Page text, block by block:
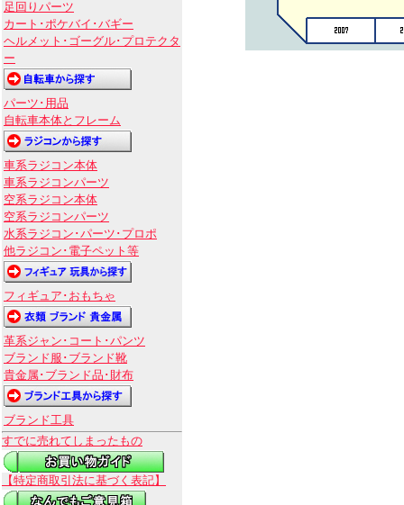
足回りパーツ
カート･ポケバイ･バギー
ヘルメット･ゴーグル･プロテクタ
ー
パーツ･用品
自転車本体とフレーム
車系ラジコン本体
車系ラジコンパーツ
空系ラジコン本体
空系ラジコンパーツ
水系ラジコン･パーツ･プロポ
他ラジコン･電子ペット等
フィギュア･おもちゃ
革系ジャン･コート･パンツ
ブランド服･ブランド靴
貴金属･ブランド品･財布
ブランド工具
すでに売れてしまったもの
【特定商取引法に基づく表記】